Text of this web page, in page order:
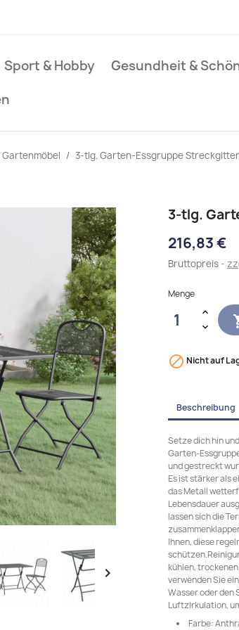
Sport & Hobby
Gesundheit &
Gartenmöbel 3-tlg. Garten-Essgruppe

3-tlg.
216,83 €
Bruttopreis
Menge
 Nicht auf
Beschreibung
Setze dich hin
Garten-
und gestreckt
Es ist stärker als
das Metall
Lebensdauer
lassen sich die
Ihnen, diese
kühlen,
verwenden Sie
Wasser oder den
Luftzirkulation,
Farbe: